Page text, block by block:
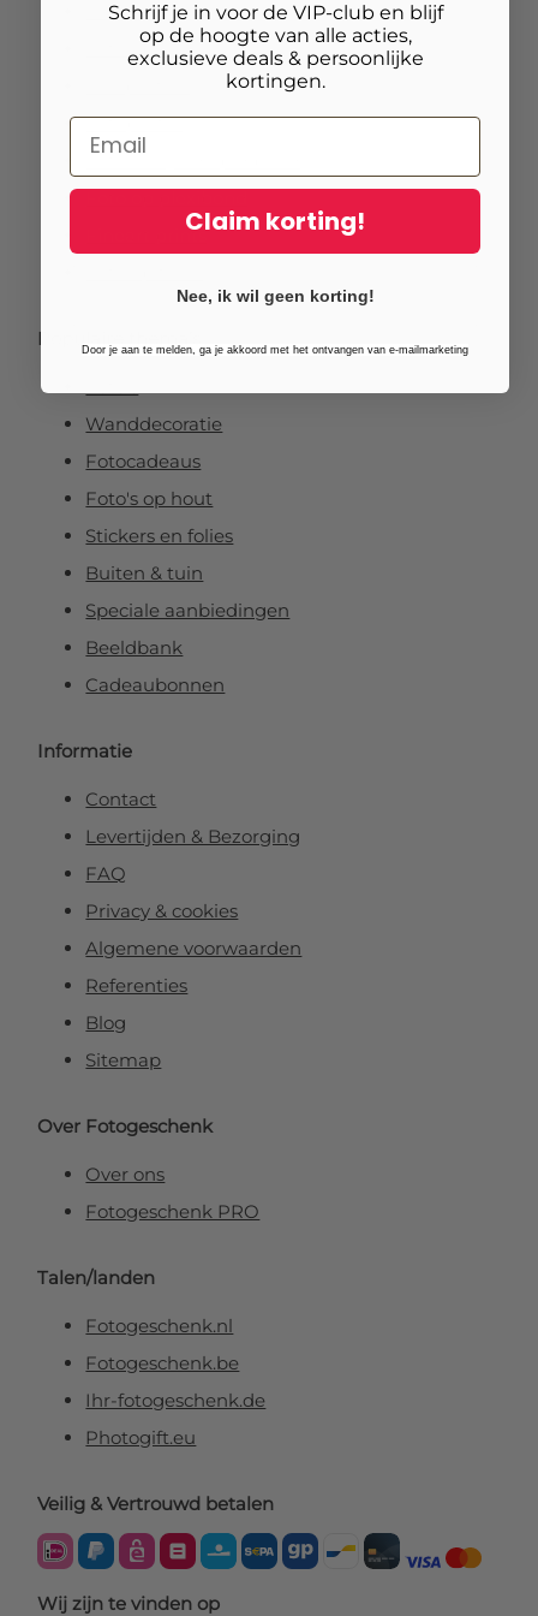
Foto op canvas
Foto op vurenhout
Fotoposter
Fineart prints
Populaire thema’s
Wanddecoratie
Fotocadeaus
Foto's op hout
Stickers en folies
Buiten & tuin
Speciale aanbiedingen
Beeldbank
Cadeaubonnen
Informatie
Contact
Levertijden & Bezorging
FAQ
Privacy & cookies
Algemene voorwaarden
Referenties
Blog
Sitemap
Over Fotogeschenk
Over ons
Fotogeschenk PRO
Talen/landen
Fotogeschenk.nl
Fotogeschenk.be
Ihr-fotogeschenk.de
Photogift.eu
Veilig & Vertrouwd betalen
Wij zijn te vinden op
Schrijf je in voor de VIP-club en blijf
op de hoogte van alle acties,
exclusieve deals & persoonlijke
kortingen.
Claim korting!
Nee, ik wil geen korting!
Door je aan te melden, ga je akkoord met het ontvangen van e-mailmarketing